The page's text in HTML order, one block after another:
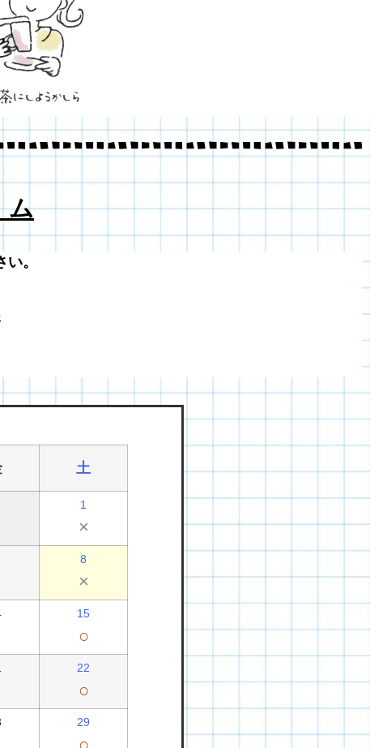
。
土
1
×
8
×
15
○
22
○
29